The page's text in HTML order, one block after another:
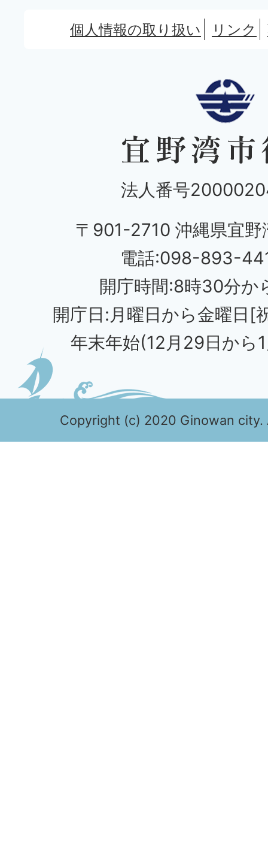
個人情報の取り扱い リンク
法人番号
〒901-2710 沖縄県宜野
電話:098-893-
開庁時間:8時30分か
開庁日:月曜日から金曜日[
年末年始(12月29日から
Copyright (c) 2020 Ginowan city.